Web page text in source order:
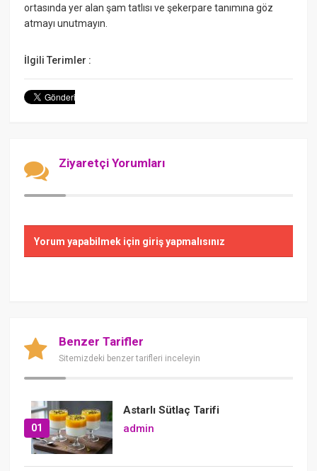
ortasında yer alan şam tatlısı ve şekerpare tanımına göz
atmayı unutmayın.
İlgili Terimler :
Ziyaretçi Yorumları
Yorum yapabilmek için giriş yapmalısınız
Benzer Tarifler
Sitemizdeki benzer tarifleri inceleyin
01
Astarlı Sütlaç Tarifi
admin